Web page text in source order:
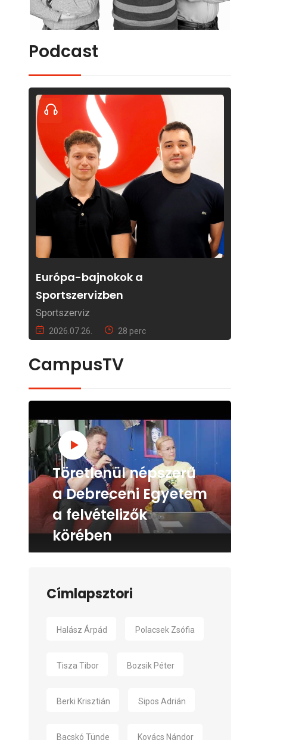
Podcast
Európa-bajnokok a
Sportszervizben
Sportszerviz
2026.07.26. 28 perc
CampusTV
Töretlenül népszerű
a Debreceni Egyetem
a felvételizők
körében
Címlapsztori
Halász Árpád Polacsek Zsófia
Tisza Tibor Bozsik Péter
Berki Krisztián Sipos Adrián
Bacskó Tünde Kovács Nándor